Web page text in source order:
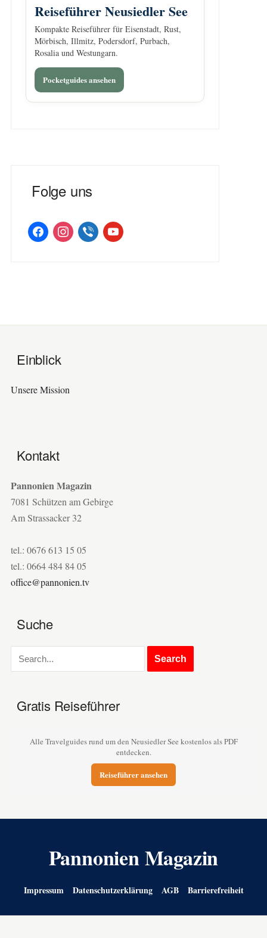
Reiseführer Neusiedler See
Kompakte Reiseführer für Eisenstadt, Rust,
Mörbisch, Illmitz, Podersdorf, Purbach,
Rosalia und Westungarn.
Pocketguides ansehen
Folge uns
facebookinstagramviber youtube
Einblick
Unsere Mission
Kontakt
Pannonien Magazin
7081 Schützen am Gebirge
Am Strassacker 32
tel.: 0676 613 15 05
tel.: 0664 484 84 05
office@pannonien.tv
Suche
Gratis Reiseführer
Alle Travelguides rund um den Neusiedler See kostenlos als PDF
entdecken.
Reiseführer ansehen
Pannonien Magazin
Impressum Datenschutzerklärung AGB Barrierefreiheit